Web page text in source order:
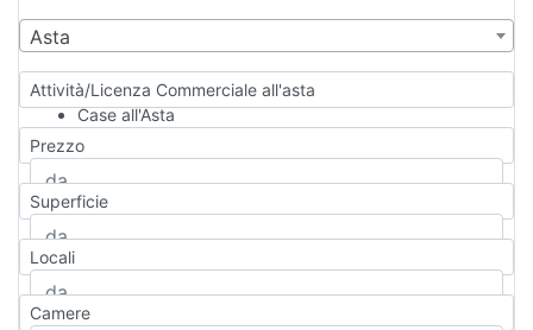
Asta
Attività/Licenza Commerciale all'asta
Case all'Asta
Qualsiasi
Appartamento
Casa indipendente
Casa Semi-indipendente
Attico/Mansarda
Rustico/Casale
Prezzo
Superficie
Locali
Camere